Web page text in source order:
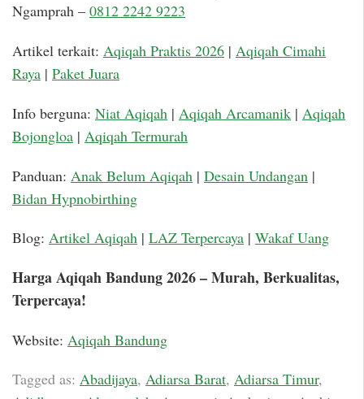
Ngamprah – 0812 2242 9223
Artikel terkait: Aqiqah Praktis 2026 | Aqiqah Cimahi
Raya | Paket Juara
Info berguna: Niat Aqiqah | Aqiqah Arcamanik | Aqiqah
Bojongloa | Aqiqah Termurah
Panduan: Anak Belum Aqiqah | Desain Undangan |
Bidan Hypnobirthing
Blog: Artikel Aqiqah | LAZ Terpercaya | Wakaf Uang
Harga Aqiqah Bandung 2026 – Murah, Berkualitas,
Terpercaya!
Website: Aqiqah Bandung
Tagged as: Abadijaya, Adiarsa Barat, Adiarsa Timur,